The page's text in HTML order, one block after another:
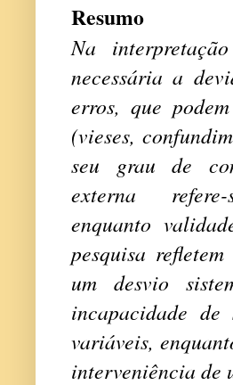
Resumo
Na
necessária a
erros, que
(vieses,
seu grau de
externa
enquanto
pesquisa
um desvio
incapacidade
variáveis,
interveniência de